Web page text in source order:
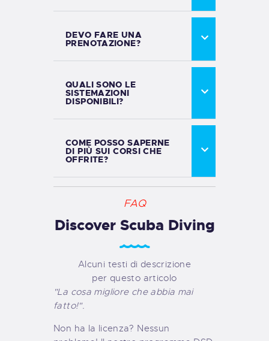
DEVO FARE UNA
PRENOTAZIONE?
QUALI SONO LE
SISTEMAZIONI
DISPONIBILI?
COME POSSO SAPERNE
DI PIÙ SUI CORSI CHE
OFFRITE?
FAQ
Discover Scuba Diving
Alcuni testi di descrizione
per questo articolo
"La cosa migliore che abbia mai
fatto!".
Non ha la licenza? Nessun